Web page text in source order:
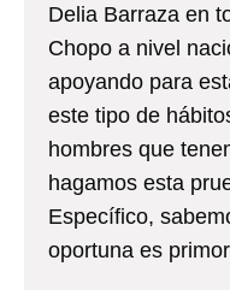
Delia Barraza en
Chopo a nivel
apoyando para
este tipo de
hombres que
hagamos esta
Específico,
oportuna es